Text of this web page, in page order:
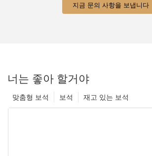
지금 문의 사항을 보냅니다
너는 좋아 할거야
재고 있는 보석
보석
맞춤형 보석